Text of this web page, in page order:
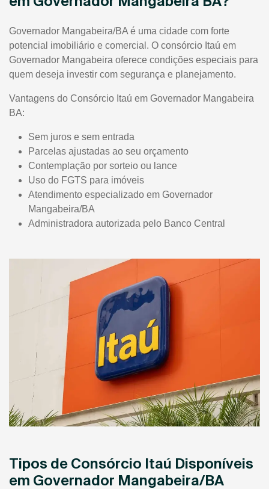
Governador Mangabeira/BA é uma cidade com forte
potencial imobiliário e comercial. O consórcio Itaú em
Governador Mangabeira oferece condições especiais para
quem deseja investir com segurança e planejamento.
Vantagens do Consórcio Itaú em Governador Mangabeira
BA:
Sem juros e sem entrada
Parcelas ajustadas ao seu orçamento
Contemplação por sorteio ou lance
Uso do FGTS para imóveis
Atendimento especializado em Governador
Mangabeira/BA
Administradora autorizada pelo Banco Central
Tipos de Consórcio Itaú Disponíveis
em Governador Mangabeira/BA